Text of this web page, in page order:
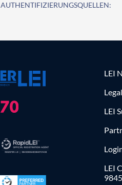
AUTHENTIFIZIERUNGSQUELLEN:
LEI
LEI
LEI